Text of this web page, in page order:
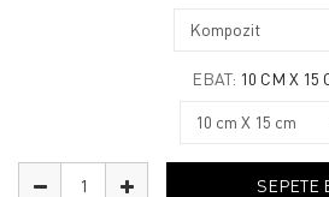
EBAT: 10 CM X 15
SEPETE